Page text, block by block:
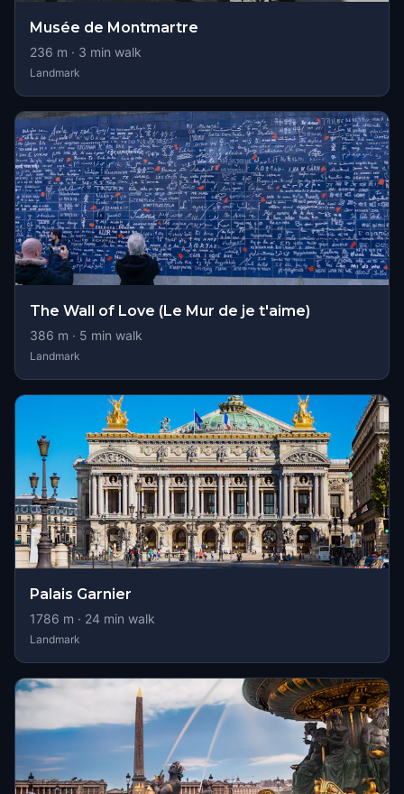
Musée de Montmartre
236 m · 3 min walk
Landmark
The Wall of Love (Le Mur de je t'aime)
386 m · 5 min walk
Landmark
Palais Garnier
1786 m · 24 min walk
Landmark